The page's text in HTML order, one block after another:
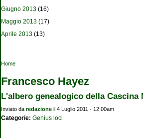
Giugno 2013 (16)
Maggio 2013 (17)
Aprile 2013 (13)
Tu sei qui
Home
Francesco Hayez
L'albero genealogico della Cascina
Inviato da redazione il 4 Luglio 2011 - 12:00am
Categorie: Genius loci